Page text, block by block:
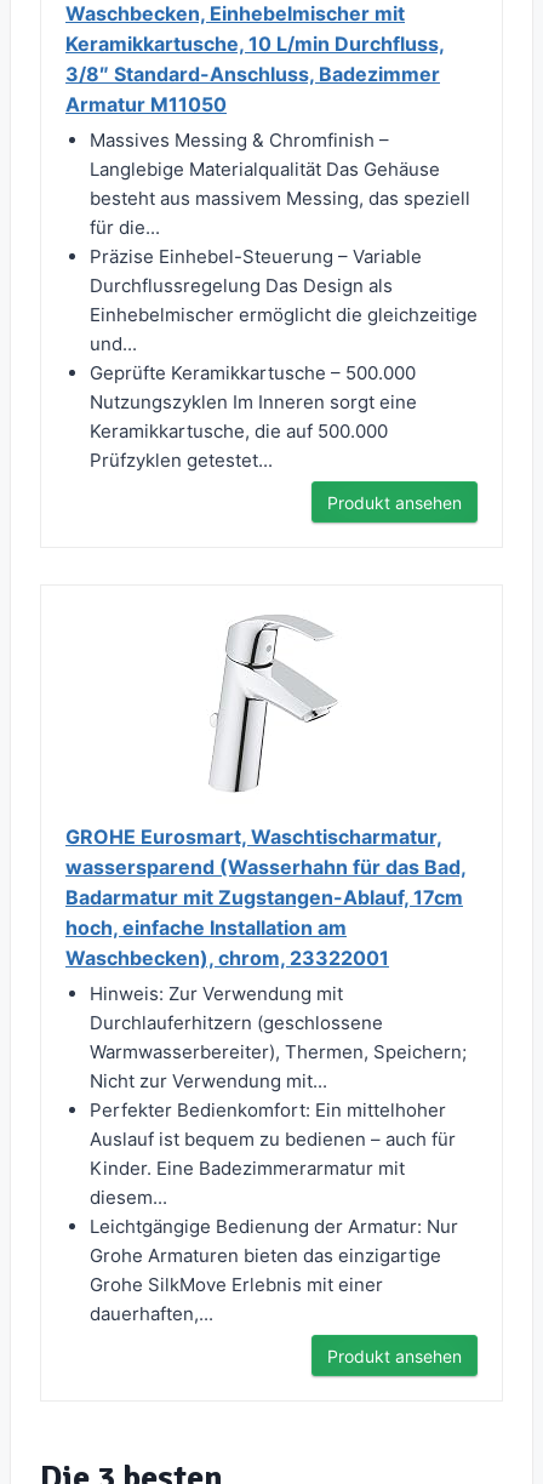
Waschbecken, Einhebelmischer mit
Keramikkartusche, 10 L/min Durchfluss,
3/8″ Standard-Anschluss, Badezimmer
Armatur M11050
Massives Messing & Chromfinish –
Langlebige Materialqualität Das Gehäuse
besteht aus massivem Messing, das speziell
für die...
Präzise Einhebel-Steuerung – Variable
Durchflussregelung Das Design als
Einhebelmischer ermöglicht die gleichzeitige
und...
Geprüfte Keramikkartusche – 500.000
Nutzungszyklen Im Inneren sorgt eine
Keramikkartusche, die auf 500.000
Prüfzyklen getestet...
Produkt ansehen
GROHE Eurosmart, Waschtischarmatur,
wassersparend (Wasserhahn für das Bad,
Badarmatur mit Zugstangen-Ablauf, 17cm
hoch, einfache Installation am
Waschbecken), chrom, 23322001
Hinweis: Zur Verwendung mit
Durchlauferhitzern (geschlossene
Warmwasserbereiter), Thermen, Speichern;
Nicht zur Verwendung mit...
Perfekter Bedienkomfort: Ein mittelhoher
Auslauf ist bequem zu bedienen – auch für
Kinder. Eine Badezimmerarmatur mit
diesem...
Leichtgängige Bedienung der Armatur: Nur
Grohe Armaturen bieten das einzigartige
Grohe SilkMove Erlebnis mit einer
dauerhaften,...
Produkt ansehen